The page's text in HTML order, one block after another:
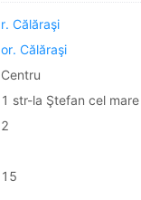
r. Călăraşi
or. Călăraşi
Centru
1 str-la Ştefan cel mare
2
15